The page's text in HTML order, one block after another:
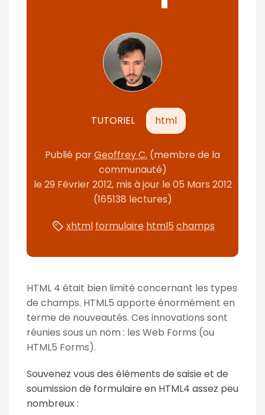
TUTORIEL html
Publié parGeoffrey C. (membre de la
communauté)
le29 Février 2012, mis à jour le05 Mars 2012
(165138 lectures)
xhtml formulaire html5 champs
HTML 4 était bien limité concernant les types
de champs. HTML5 apporte énormément en
terme de nouveautés. Ces innovations sont
réunies sous un nom : les Web Forms (ou
HTML5 Forms).
Souvenez vous des éléments de saisie et de
soumission de formulaire en HTML4 assez peu
nombreux :